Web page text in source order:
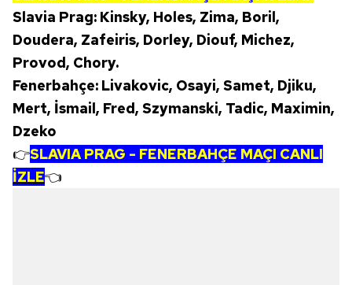
Slavia Prag: Kinsky, Holes, Zima, Boril,
Doudera, Zafeiris, Dorley, Diouf, Michez,
Provod, Chory.
Fenerbahçe: Livakovic, Osayi, Samet, Djiku,
Mert, İsmail, Fred, Szymanski, Tadic, Maximin,
Dzeko
👉SLAVIA PRAG - FENERBAHÇE MAÇI CANLI
İZLE👈